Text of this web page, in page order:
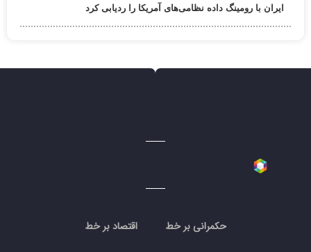
ایران با رومینگ داده نظامی‌های آمریکا را ردیابی کرد
حکمرانی بر خط اقتصاد بر خط